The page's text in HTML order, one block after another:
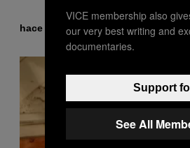
hace 57 minutosPorDan Milam
VICE membership also
our very best writing and
documentaries.
Support
See All